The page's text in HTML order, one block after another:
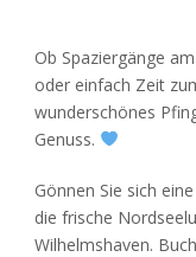
Ob Spaziergänge
oder einfach Zeit
wunderschönes
Genuss.
Gönnen Sie sich
die frische
Wilhelmshaven.